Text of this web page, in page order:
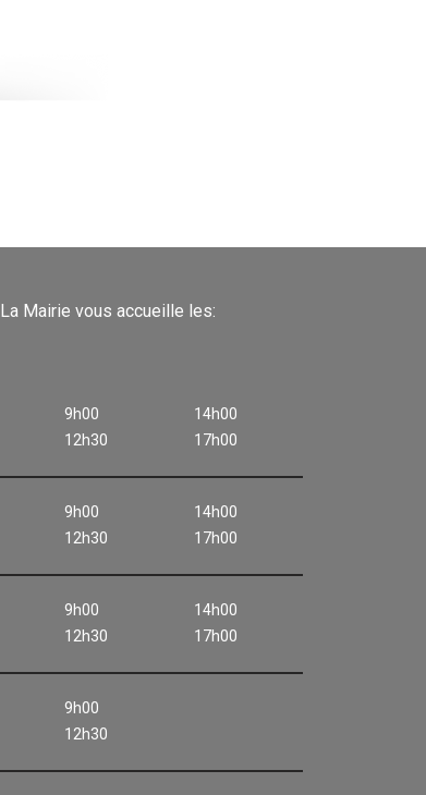
La Mairie vous accueille les:
9h00
12h30
14h00
17h00
9h00
12h30
14h00
17h00
9h00
12h30
14h00
17h00
9h00
12h30